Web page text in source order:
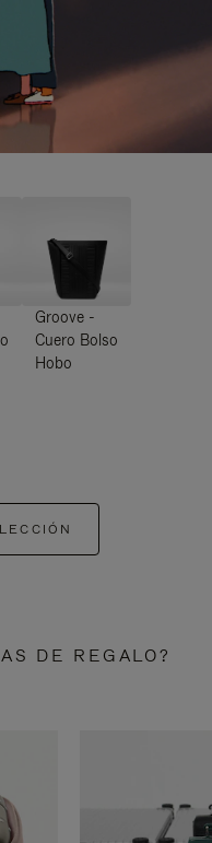
Groove -
Cuero Bolso
Hobo
DE REGALO?